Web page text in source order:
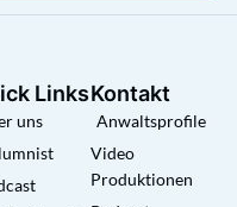
Links
uns
Kontakt
Anwaltsprofile
Video
Produktionen